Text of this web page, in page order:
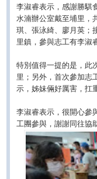
李淑睿表示，感謝勝騏
水湳辦公室戴至埔里，
琪、張泳綺、廖月英；
里鎮，參與志工有李淑
特別值得一提的是，此
里；另外，首次參加志
示，姊妹倆好厲害，扛
李淑睿表示，很開心參
工團參與，謝謝同往協